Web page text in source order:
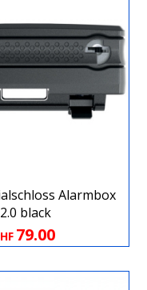
Alarmbox
2.0 black
79.00